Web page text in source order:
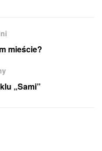
mieście?
„Sami”